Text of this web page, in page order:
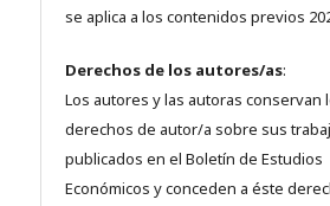
se aplica a los contenidos previos
Derechos de los autores/as:
Los autores y las autoras conservan
derechos de autor/a sobre sus
publicados en el Boletín de Estudios
Económicos y conceden a éste